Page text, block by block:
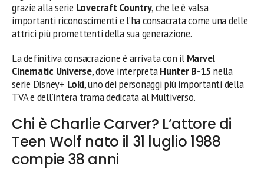
grazie alla serie Lovecraft Country, che le è valsa
importanti riconoscimenti e l’ha consacrata come una delle
attrici più promettenti della sua generazione.
La definitiva consacrazione è arrivata con il Marvel
Cinematic Universe, dove interpretaHunter B-15 nella
serie Disney+ Loki, uno dei personaggi più importanti della
TVA e dell’intera trama dedicata al Multiverso.
Chi è Charlie Carver? L’attore di
Teen Wolf nato il 31 luglio 1988
compie 38 anni